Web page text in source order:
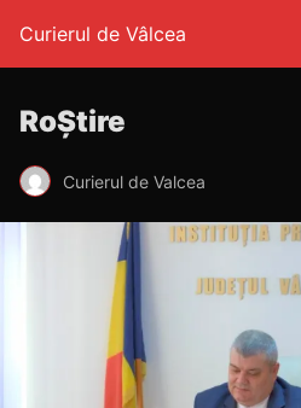
Curierul de Vâlcea
RoȘtire
Curierul de Valcea